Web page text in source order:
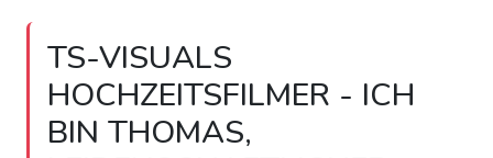
TS-VISUALS
HOCHZEITSFILMER - ICH
BIN THOMAS,